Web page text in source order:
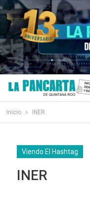
Inicio INER
Viendo El Hashtag
INER